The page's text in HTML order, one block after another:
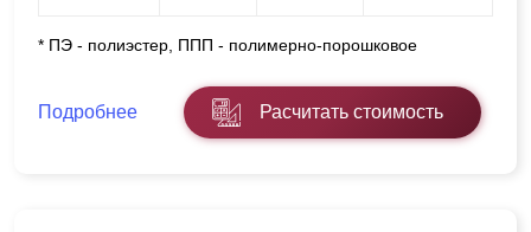
* ПЭ - полиэстер, ППП - полимерно-порошковое
Подробнее Расчитать стоимость